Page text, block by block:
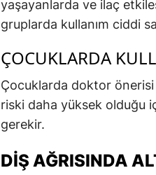
yaşayanlarda ve ilaç
gruplarda kullanım ciddi
ÇOCUKLARDA
Çocuklarda doktor önerisi
riski daha yüksek olduğu
gerekir.
DIŞ AĞRISINDA